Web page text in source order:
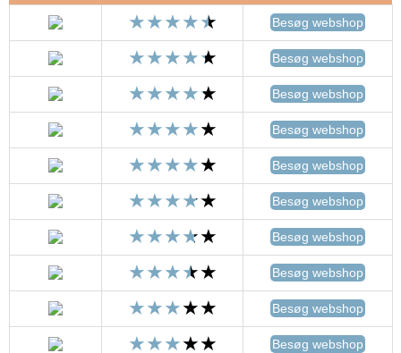
Besøg webshop
Besøg webshop
Besøg webshop
Besøg webshop
Besøg webshop
Besøg webshop
Besøg webshop
Besøg webshop
Besøg webshop
Besøg webshop